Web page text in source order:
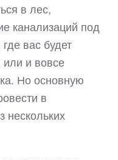
в лес,
канализаций под
вас будет
или и вовсе
Но основную
в
нескольких